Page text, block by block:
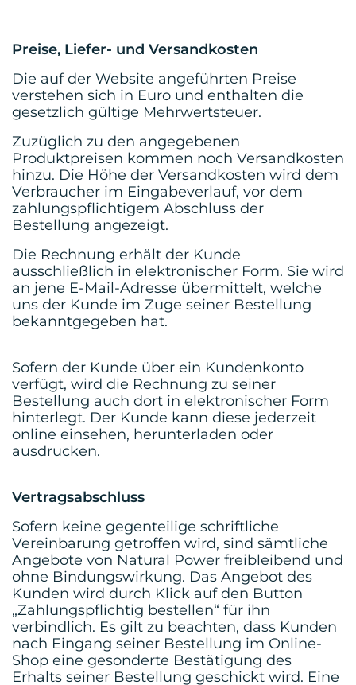
Preise, Liefer- und Versandkosten
Die auf der Website angeführten Preise
verstehen sich in Euro und enthalten die
gesetzlich gültige Mehrwertsteuer.
Zuzüglich zu den angegebenen
Produktpreisen kommen noch Versandkosten
hinzu. Die Höhe der Versandkosten wird dem
Verbraucher im Eingabeverlauf, vor dem
zahlungspflichtigem Abschluss der
Bestellung angezeigt.
Die Rechnung erhält der Kunde
ausschließlich in elektronischer Form. Sie wird
an jene E-Mail-Adresse übermittelt, welche
uns der Kunde im Zuge seiner Bestellung
bekanntgegeben hat.
Sofern der Kunde über ein Kundenkonto
verfügt, wird die Rechnung zu seiner
Bestellung auch dort in elektronischer Form
hinterlegt. Der Kunde kann diese jederzeit
online einsehen, herunterladen oder
ausdrucken.
Vertragsabschluss
Sofern keine gegenteilige schriftliche
Vereinbarung getroffen wird, sind sämtliche
Angebote von Natural Power freibleibend und
ohne Bindungswirkung. Das Angebot des
Kunden wird durch Klick auf den Button
„Zahlungspflichtig bestellen“ für ihn
verbindlich. Es gilt zu beachten, dass Kunden
nach Eingang seiner Bestellung im Online-
Shop eine gesonderte Bestätigung des
Erhalts seiner Bestellung geschickt wird. Eine